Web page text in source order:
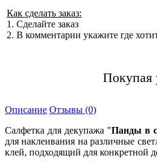
Как сделать заказ:
1. Сделайте заказ
2. В комментарии укажите где
Покупая
Описание Отзывы (0)
Салфетка для декупажа "Панды в
для наклеивания на различные
клей, подходящий для конкретной